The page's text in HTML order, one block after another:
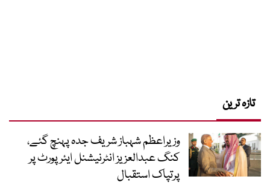
تازہ ترین
وزیراعظم شہباز شریف جدہ پہنچ گئے،
کنگ عبدالعزیز انٹرنیشنل ایئر پورٹ پر
پرتپاک استقبال